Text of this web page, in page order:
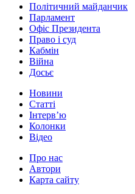
Політичний майданчик
Парламент
Офіс Президента
Право і суд
Кабмін
Війна
Досьє
Новини
Статті
Інтерв’ю
Колонки
Відео
Про нас
Автори
Карта сайту